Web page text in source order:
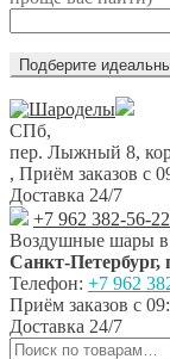
Перейти
к
навигации
Перейти
к
содержимому
СПб,
пер. Лыжный 8,
, Приём заказов с
Доставка 24/7
+7 962 382-56-22
Воздушные шары в
Санкт-Петербург,
Телефон: +7 962
Приём заказов с
Доставка 24/7
Искать: